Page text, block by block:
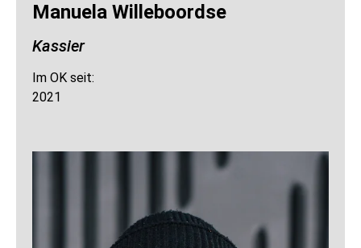
Manuela Willeboordse
Kassier
Im OK seit:
2021